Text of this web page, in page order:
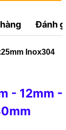
Đánh
Inox304
- 12mm -